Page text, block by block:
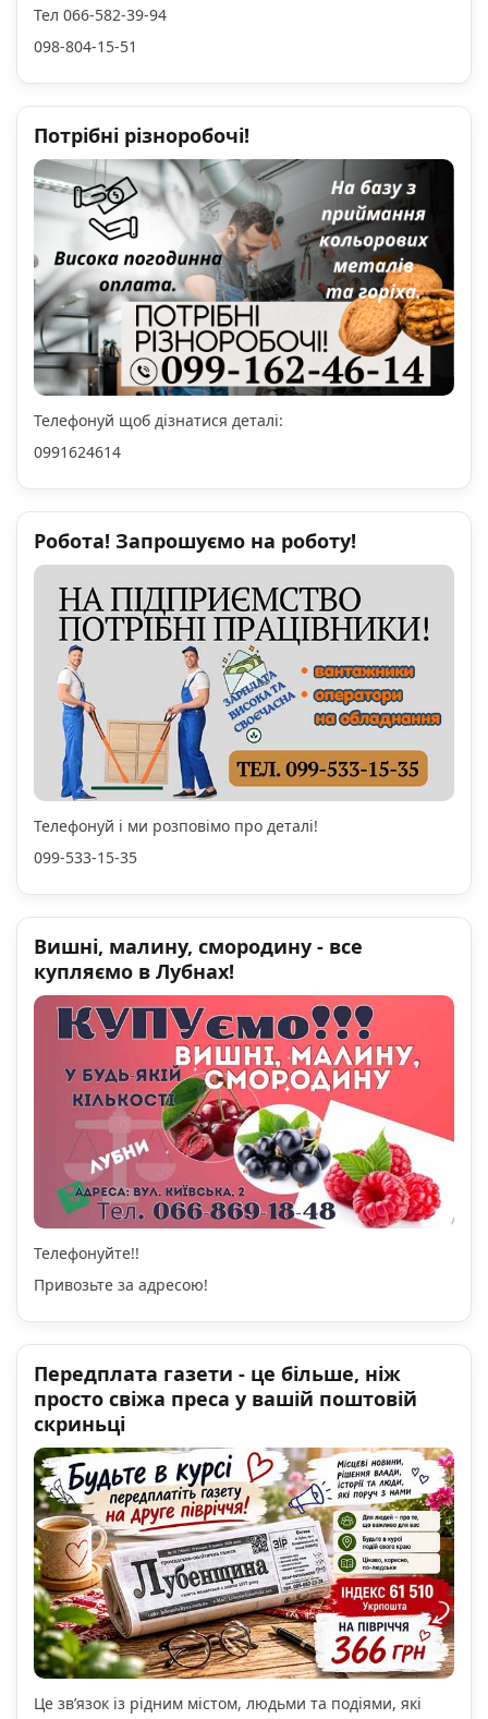
Тел 066-582-39-94
098-804-15-51
Потрібні різноробочі!
Телефонуй щоб дізнатися деталі:
0991624614
Робота! Запрошуємо на роботу!
Телефонуй і ми розповімо про деталі!
099-533-15-35
Вишні, малину, смородину - все
купляємо в Лубнах!
Телефонуйте!!
Привозьте за адресою!
Передплата газети - це більше, ніж
просто свіжа преса у вашій поштовій
скриньці
Це зв’язок із рідним містом, людьми та подіями, які